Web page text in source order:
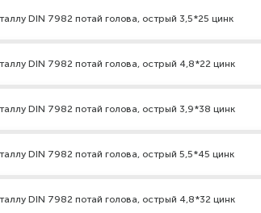
DIN 7982 потай голова, острый 3,5*25 цинк
DIN 7982 потай голова, острый 4,8*22 цинк
DIN 7982 потай голова, острый 3,9*38 цинк
DIN 7982 потай голова, острый 5,5*45 цинк
DIN 7982 потай голова, острый 4,8*32 цинк